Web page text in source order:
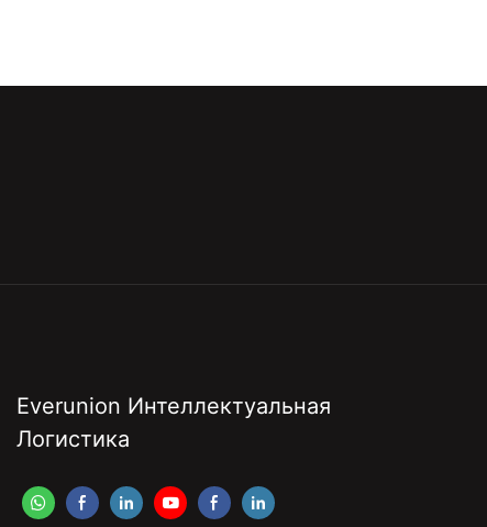
Everunion Интеллектуальная
Логистика